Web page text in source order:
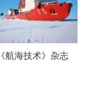
《航海技术》杂志